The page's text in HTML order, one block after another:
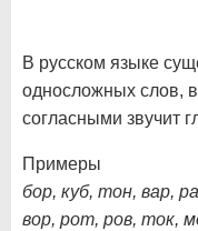
В русском языке
односложных слов,
согласными звучит
Примеры
бор, куб, тон, вар,
вор, рот, ров, ток,